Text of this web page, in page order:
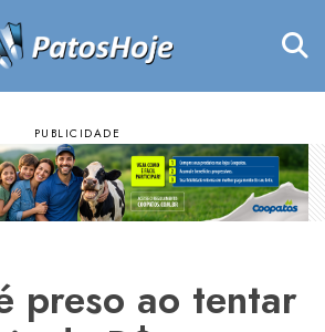
preso ao tentar